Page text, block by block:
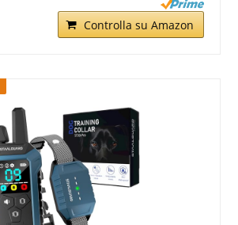
Controlla su Amazon